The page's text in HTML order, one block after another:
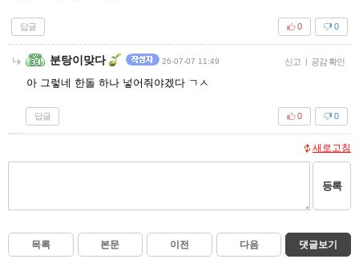
답글 0
0
분탕이맞다 26-07-07 11:49 신고 | 공감 확인
아 그렇네 한돌 하나 넣어줘야겠다 ㄱㅅ
답글 0
0
새로고침
등록
목록 본문 이전 다음 댓글보기